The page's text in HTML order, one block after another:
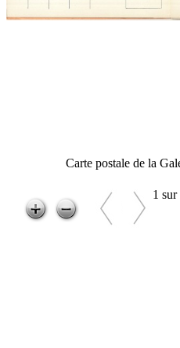
Carte postale de la
1 sur